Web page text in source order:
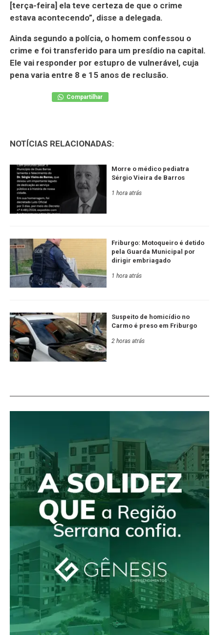
[terça-feira] ela teve certeza de que o crime
estava acontecendo”, disse a delegada.
Ainda segundo a polícia, o homem confessou o
crime e foi transferido para um presídio na capital.
Ele vai responder por estupro de vulnerável, cuja
pena varia entre 8 e 15 anos de reclusão.
Compartilhar
NOTÍCIAS RELACIONADAS:
Morre o médico pediatra
Sérgio Vieira de Barros
1 hora atrás
Friburgo: Motoqueiro é detido
pela Guarda Municipal por
dirigir embriagado
1 hora atrás
Suspeito de homicídio no
Carmo é preso em Friburgo
2 horas atrás